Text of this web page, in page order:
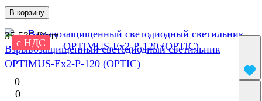
В корзину
с НДС
35 536 ₽/шт
Взрывозащищенный светодиодный светильник
OPTIMUS-Ex2-P-120 (OPTIC)
0
0